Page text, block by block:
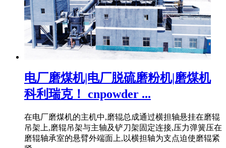
电厂磨煤机|电厂脱硫磨粉机|磨煤机
科利瑞克！ cnpowder ...
在电厂磨煤机的主机中,磨辊总成通过横担轴悬挂在磨辊
吊架上,磨辊吊架与主轴及铲刀架固定连接,压力弹簧压在
磨辊轴承室的悬臂外端面上,以横担轴为支点迫使磨辊紧